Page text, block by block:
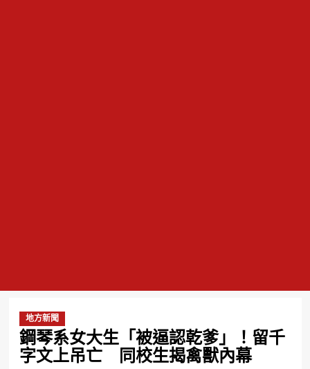
地方新聞
鋼琴系女大生「被逼認乾爹」！留千
字文上吊亡 同校生揭禽獸內幕